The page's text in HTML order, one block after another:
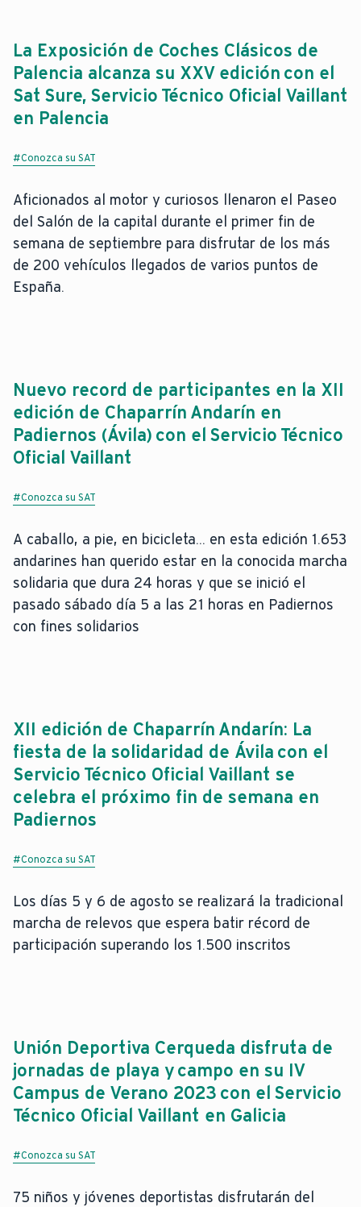
La Exposición de Coches Clásicos de
Palencia alcanza su XXV edición con el
Sat Sure, Servicio Técnico Oficial Vaillant
en Palencia
#Conozca su SAT
Aficionados al motor y curiosos llenaron el Paseo
del Salón de la capital durante el primer fin de
semana de septiembre para disfrutar de los más
de 200 vehículos llegados de varios puntos de
España.
Nuevo record de participantes en la XII
edición de Chaparrín Andarín en
Padiernos (Ávila) con el Servicio Técnico
Oficial Vaillant
#Conozca su SAT
A caballo, a pie, en bicicleta... en esta edición 1.653
andarines han querido estar en la conocida marcha
solidaria que dura 24 horas y que se inició el
pasado sábado día 5 a las 21 horas en Padiernos
con fines solidarios
XII edición de Chaparrín Andarín: La
fiesta de la solidaridad de Ávila con el
Servicio Técnico Oficial Vaillant se
celebra el próximo fin de semana en
Padiernos
#Conozca su SAT
Los días 5 y 6 de agosto se realizará la tradicional
marcha de relevos que espera batir récord de
participación superando los 1.500 inscritos
Unión Deportiva Cerqueda disfruta de
jornadas de playa y campo en su IV
Campus de Verano 2023 con el Servicio
Técnico Oficial Vaillant en Galicia
#Conozca su SAT
75 niños y jóvenes deportistas disfrutarán del